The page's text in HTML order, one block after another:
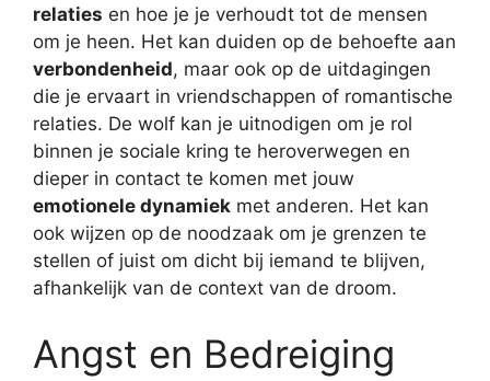
relaties en hoe je je verhoudt tot de mensen
om je heen. Het kan duiden op de behoefte aan
verbondenheid, maar ook op de uitdagingen
die je ervaart in vriendschappen of romantische
relaties. De wolf kan je uitnodigen om je rol
binnen je sociale kring te heroverwegen en
dieper in contact te komen met jouw
emotionele dynamiek met anderen. Het kan
ook wijzen op de noodzaak om je grenzen te
stellen of juist om dicht bij iemand te blijven,
afhankelijk van de context van de droom.
Angst en Bedreiging